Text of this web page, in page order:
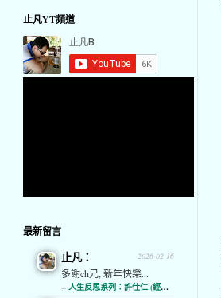
止凡YT頻道
最新留言
2026-02-16
止凡：
多謝ch兄, 新年快樂...
-- 人生反思系列：許仕仁 (經濟通)